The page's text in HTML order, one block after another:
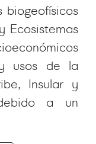
biogeofísicos
Ecosistemas
y usos de la
Insular y
a un